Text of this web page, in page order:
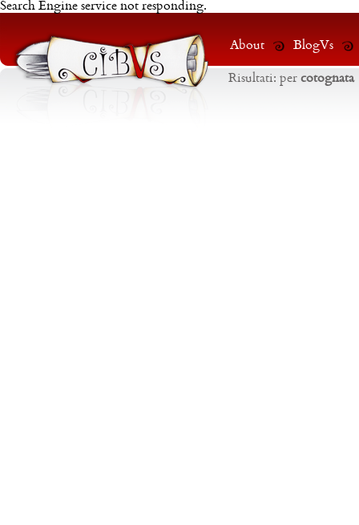
Search Engine service not responding.
About BlogVs
Risultati: per cotognata